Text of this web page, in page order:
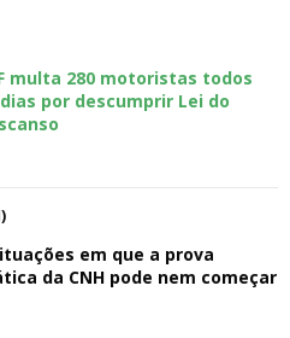
multa 280 motoristas todos
por descumprir Lei do
em que a prova
da CNH pode nem começar